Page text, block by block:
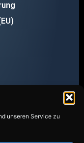
unseren Service zu